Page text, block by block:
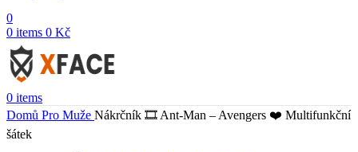
0
0 items 0 Kč
0 items
Domů Pro Muže Nákrčník 🎞️ Ant-Man – Avengers ❤️ Multifunkční
šátek